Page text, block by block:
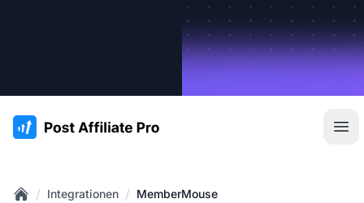
:site.title
/ Integrationen / MemberMouse